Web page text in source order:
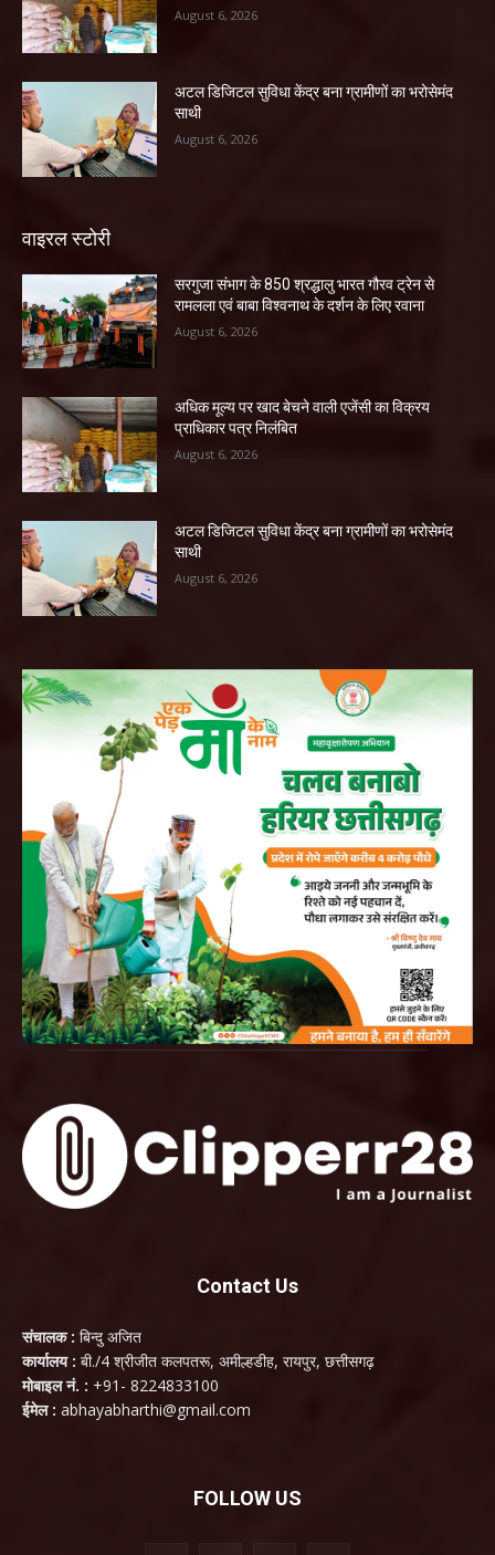
August 6, 2026
अटल डिजिटल सुविधा केंद्र बना ग्रामीणों का भरोसेमंद
साथी
August 6, 2026
वाइरल स्टोरी
सरगुजा संभाग के 850 श्रद्धालु भारत गौरव ट्रेन से
रामलला एवं बाबा विश्वनाथ के दर्शन के लिए रवाना
August 6, 2026
अधिक मूल्य पर खाद बेचने वाली एजेंसी का विक्रय
प्राधिकार पत्र निलंबित
August 6, 2026
अटल डिजिटल सुविधा केंद्र बना ग्रामीणों का भरोसेमंद
साथी
August 6, 2026
Contact Us
संचालक : बिन्दु अजित
कार्यालय : बी./4 श्रीजीत कलपतरू, अमील्हडीह, रायपुर, छत्तीसगढ़
मोबाइल नं. : +91- 8224833100
ईमेल : abhayabharthi@gmail.com
FOLLOW US